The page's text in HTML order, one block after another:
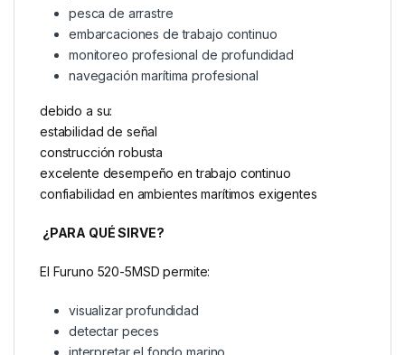
pesca de arrastre
embarcaciones de trabajo continuo
monitoreo profesional de profundidad
navegación marítima profesional
debido a su:
estabilidad de señal
construcción robusta
excelente desempeño en trabajo continuo
confiabilidad en ambientes marítimos exigentes
¿PARA QUÉ SIRVE?
El Furuno 520-5MSD permite:
visualizar profundidad
detectar peces
interpretar el fondo marino